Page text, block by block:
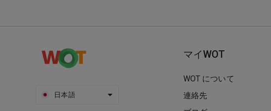
日本語
マイWOT
WOT について
連絡先